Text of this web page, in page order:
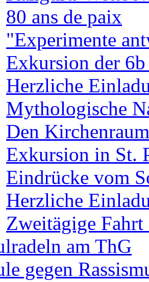
80 ans de paix
"Experimente
Exkursion der
Herzliche
Mythologische
Den
Exkursion in St.
Eindrücke vom
Herzliche
Zweitägige
am ThG
gegen